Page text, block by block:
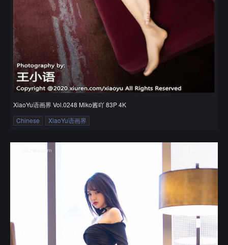
XiaoYu语画界 Vol.0248 Miko酱吖 83P 4K
Chinese
XiaoYu语画界